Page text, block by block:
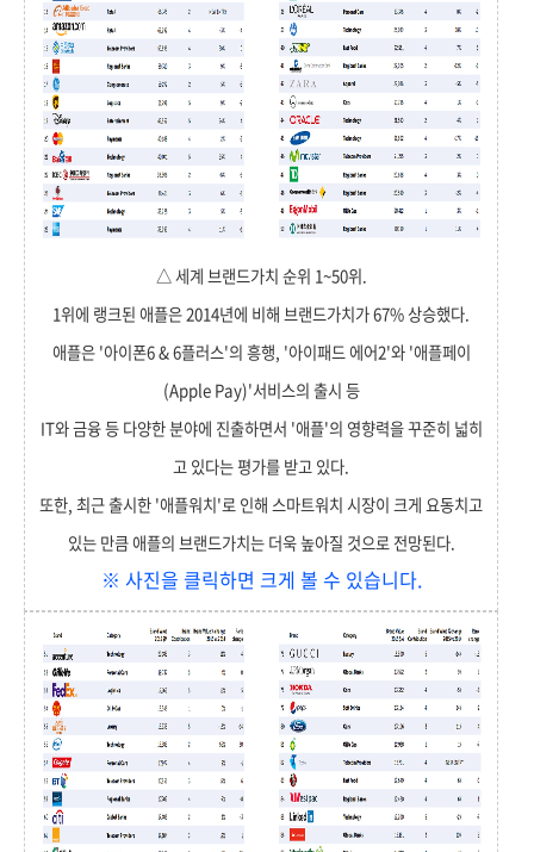
△ 세계 브랜드가치 순위 1~50위.
1위에 랭크된 애플은 2014년에 비해 브랜드가치가 67% 상승했다.
애플은 '아이폰6 & 6플러스'의 흥행, '아이패드 에어2'와 '애플페이
(Apple Pay)'서비스의 출시 등
IT와 금융 등 다양한 분야에 진출하면서 '애플'의 영향력을 꾸준히 넓히
고 있다는 평가를 받고 있다.
또한, 최근 출시한 '애플워치'로 인해 스마트워치 시장이 크게 요동치고
있는 만큼 애플의 브랜드가치는 더욱 높아질 것으로 전망된다.
※ 사진을 클릭하면 크게 볼 수 있습니다.